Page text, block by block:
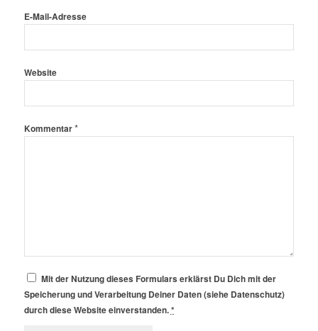
E-Mail-Adresse
Website
Kommentar*
Mit der Nutzung dieses Formulars erklärst Du Dich mit der
Speicherung und Verarbeitung Deiner Daten (siehe Datenschutz)
durch diese Website einverstanden.*